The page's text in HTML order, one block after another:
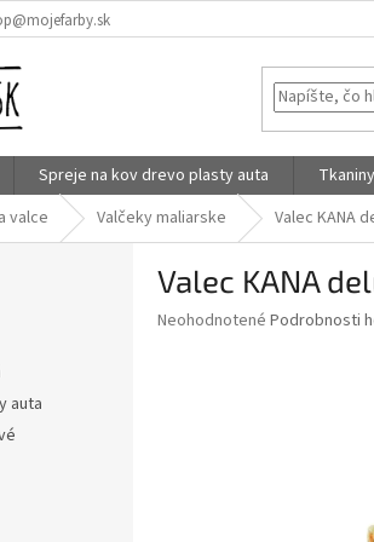
Spreje na kov drevo plasty auta
valce Valčeky maliarske Valec KANA
auta
Valec KANA
Priemerné
Neohodnotené Podrobnosti